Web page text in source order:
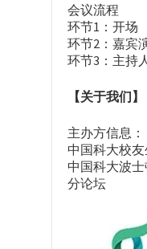
会议流程
环节1：开场
环节2：嘉宾
环节3：主持
【关于我们】
主办方信息：
中国科大校
中国科大波
分论坛